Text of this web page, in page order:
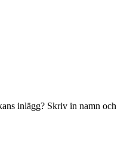
inlägg? Skriv in namn och